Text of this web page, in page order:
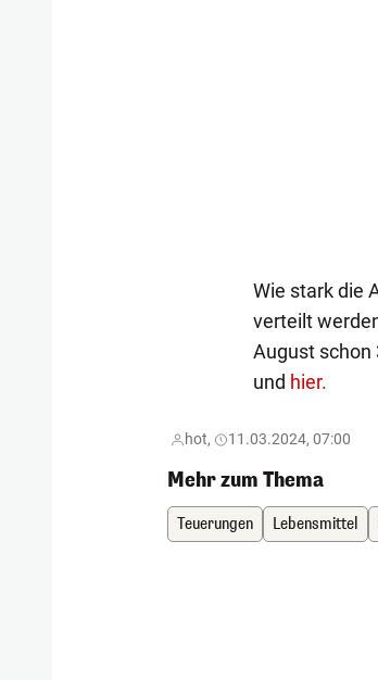
Wie stark die
verteilt
August schon
und hier.
hot, 11.03.2024, 07:00
Mehr zum Thema
Teuerungen Lebensmittel